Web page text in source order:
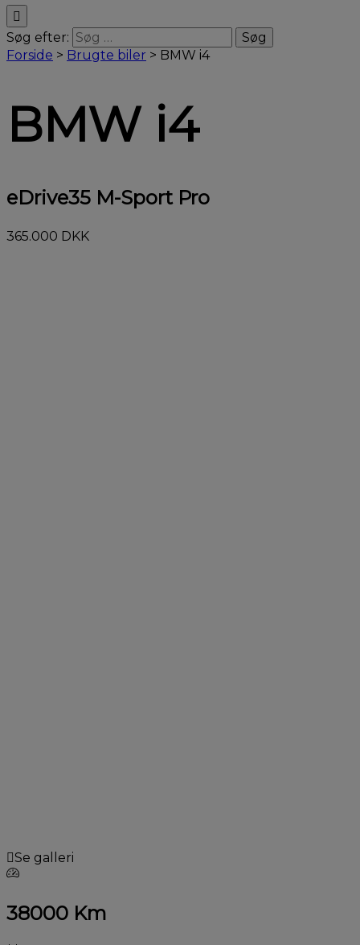
Søg efter:
Forside > Brugte biler > BMW i4
BMW i4
eDrive35 M-Sport Pro
365.000 DKK
Se galleri
38000 Km